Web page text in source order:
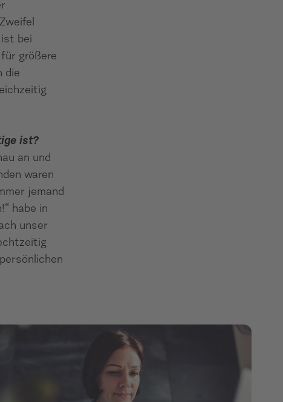
bei
größere
die
ist?
an und
waren
jemand
habe in
unser